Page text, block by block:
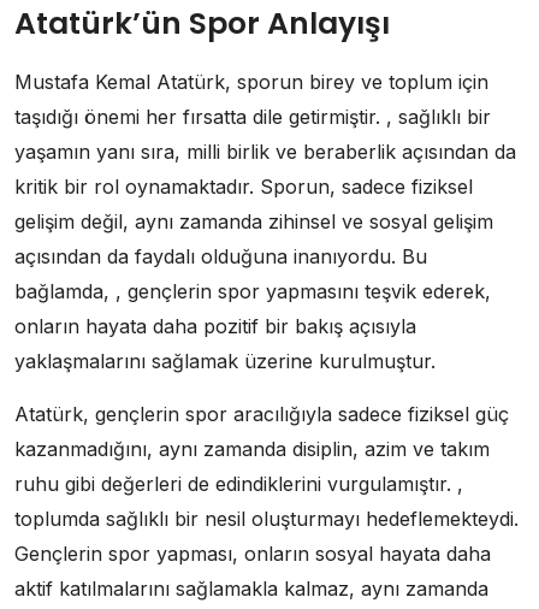
Atatürk’ün Spor Anlayışı
Mustafa Kemal Atatürk, sporun birey ve toplum için
taşıdığı önemi her fırsatta dile getirmiştir. , sağlıklı bir
yaşamın yanı sıra, milli birlik ve beraberlik açısından da
kritik bir rol oynamaktadır. Sporun, sadece fiziksel
gelişim değil, aynı zamanda zihinsel ve sosyal gelişim
açısından da faydalı olduğuna inanıyordu. Bu
bağlamda, , gençlerin spor yapmasını teşvik ederek,
onların hayata daha pozitif bir bakış açısıyla
yaklaşmalarını sağlamak üzerine kurulmuştur.
Atatürk, gençlerin spor aracılığıyla sadece fiziksel güç
kazanmadığını, aynı zamanda disiplin, azim ve takım
ruhu gibi değerleri de edindiklerini vurgulamıştır. ,
toplumda sağlıklı bir nesil oluşturmayı hedeflemekteydi.
Gençlerin spor yapması, onların sosyal hayata daha
aktif katılmalarını sağlamakla kalmaz, aynı zamanda